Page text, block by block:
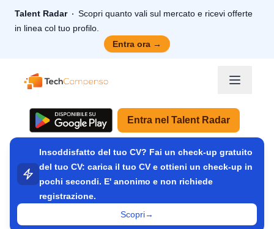
Talent Radar
Scopri quanto vali sul mercato e ricevi offerte
in linea col tuo profilo.
Entra ora →
TechCompenso
Entra nel Talent Radar
Insoddisfatto del tuo CV? Fai un check-up gratuito
del tuo CV: carica il tuo CV e ottieni un check-up in
pochi secondi. E' anonimo e non richiede
registrazione.
Scopri→